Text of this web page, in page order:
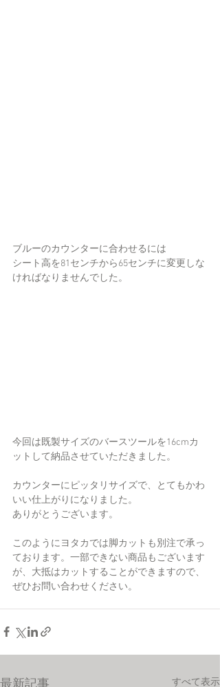
ブルーのカウンターに合わせるには
シート高を81センチから65センチに変更しな
ければなりませんでした。
今回は既製サイズのバースツールを16cmカ
ットして納品させていただきました。
カウンターにピッタリサイズで、とてもかわ
いい仕上がりになりました。
ありがとうございます。
このようにヨタカでは脚カットも別注で承っ
ております。一部できない商品もございます
が、大抵はカットすることができますので、
ぜひお問い合わせください。
すべて表示